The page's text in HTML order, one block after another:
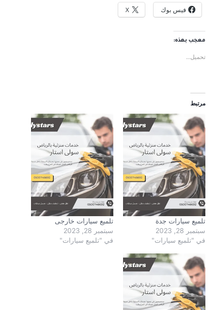
فيس بوك X
معجب بهذه:
تحميل...
مرتبط
تلميع سيارات جدة
سبتمبر 28, 2023
في "تلميع سيارات"
تلميع سيارات خارجى
سبتمبر 28, 2023
في "تلميع سيارات"